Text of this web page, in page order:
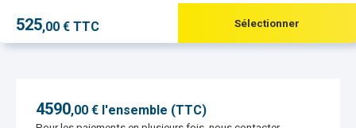
525,00 € TTC Sélectionner
4590,00 € l'ensemble (TTC)